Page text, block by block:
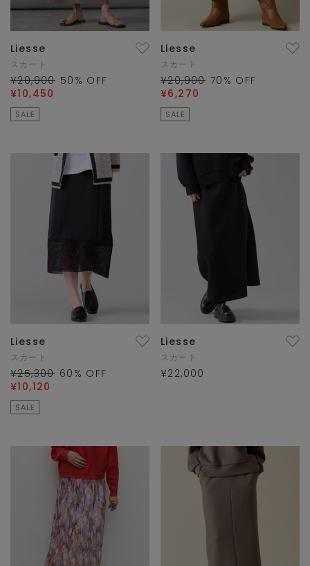
Liesse
スカート
¥20,900 50 % OFF
¥10,450
SALE
Liesse
スカート
¥20,900 70 % OFF
¥6,270
SALE
Liesse
スカート
¥25,300 60 % OFF
¥10,120
SALE
Liesse
スカート
¥22,000